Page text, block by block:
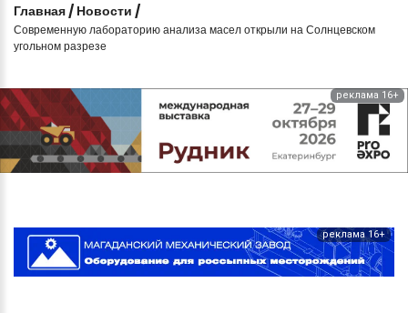
Главная / Новости /
Современную лабораторию анализа масел открыли на Солнцевском
угольном разрезе
реклама 16+
реклама 16+